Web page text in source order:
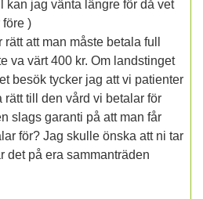
kan jag vänta längre för då vet
)
att man måste betala full
va värt 400 kr. Om landstinget
besök tycker jag att vi patienter
till den vård vi betalar för
slags garanti på att man får
för? Jag skulle önska att ni tar
det på era sammanträden